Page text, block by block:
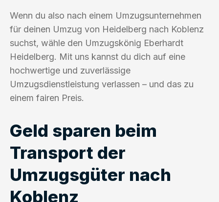
Wenn du also nach einem Umzugsunternehmen
für deinen Umzug von Heidelberg nach Koblenz
suchst, wähle den Umzugskönig Eberhardt
Heidelberg. Mit uns kannst du dich auf eine
hochwertige und zuverlässige
Umzugsdienstleistung verlassen – und das zu
einem fairen Preis.
Geld sparen beim
Transport der
Umzugsgüter nach
Koblenz